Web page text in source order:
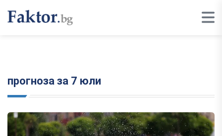
прогноза за 7 юли